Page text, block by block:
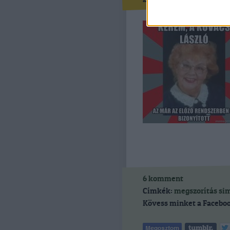
6komment
Címkék: megszorítás
Kövess minket a